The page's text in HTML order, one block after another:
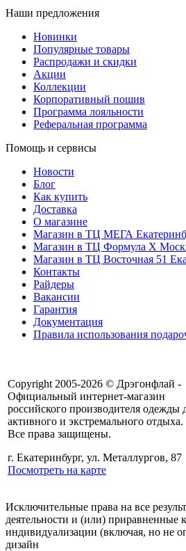
Наши предложения
Новинки
Популярные товары
Распродажи и скидки
Акции
Коллекции
Корпоративный пошив
Программа лояльности
Реферальная программа
Помощь и сервисы
Новости
Блог
Как купить
Доставка
О магазине
Магазин в ТЦ МЕГА
Магазин в ТЦ Формула X
Магазин в ТЦ Восточная 51
Контакты
Райдеры
Вакансии
Гарантия
Документация
Правила использования
Copyright 2005-2026 © Дрэгонфлай -
Официальный интернет-магазин
российского производителя одежды
активного и экстремального отдыха.
Все права защищены.
г. Екатеринбург, ул. Металлургов, 87
Посмотреть на карте
Исключительные права на все
деятельности и (или) приравненные
индивидуализации (включая, но не
дизайн